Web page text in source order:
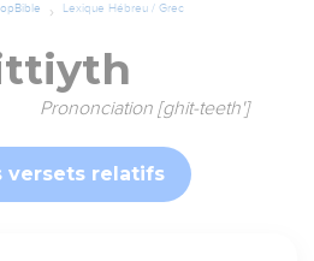
Lexique Hébreu / Grec
Prononciation [ghit-teeth']
versets relatifs